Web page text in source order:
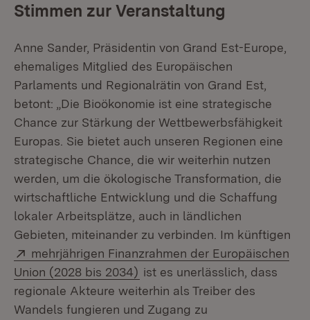
Stimmen zur Veranstaltung
Anne Sander, Präsidentin von Grand Est-Europe,
ehemaliges Mitglied des Europäischen
Parlaments und Regionalrätin von Grand Est,
betont: „Die Bioökonomie ist eine strategische
Chance zur Stärkung der Wettbewerbsfähigkeit
Europas. Sie bietet auch unseren Regionen eine
strategische Chance, die wir weiterhin nutzen
werden, um die ökologische Transformation, die
wirtschaftliche Entwicklung und die Schaffung
lokaler Arbeitsplätze, auch in ländlichen
Gebieten, miteinander zu verbinden. Im künftigen
Extern:
mehrjährigen Finanzrahmen der Europäischen
Union (2028 bis 2034) (Öffnet in neuem Fenster)
ist es unerlässlich, dass
regionale Akteure weiterhin als Treiber des
Wandels fungieren und Zugang zu